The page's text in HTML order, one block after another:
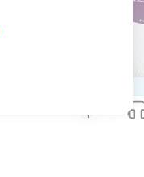
vous sur www.editionsbiblio.fr